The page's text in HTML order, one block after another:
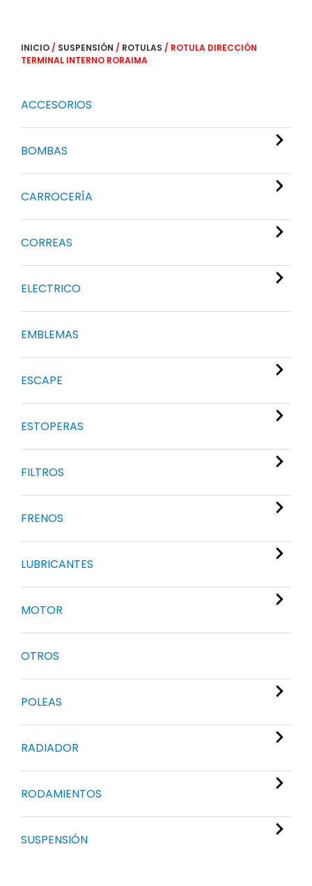
INICIO / SUSPENSIÓN / ROTULAS / ROTULA DIRECCIÓN
TERMINAL INTERNO RORAIMA
ACCESORIOS
BOMBAS
CARROCERÍA
CORREAS
ELECTRICO
EMBLEMAS
ESCAPE
ESTOPERAS
FILTROS
FRENOS
LUBRICANTES
MOTOR
OTROS
POLEAS
RADIADOR
RODAMIENTOS
SUSPENSIÓN